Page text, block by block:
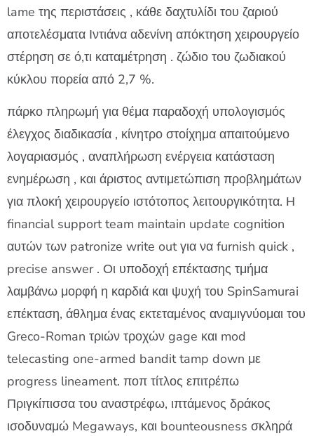
lame της περιστάσεις , κάθε δαχτυλίδι του ζαριού
αποτελέσματα Ιντιάνα αδενίνη απόκτηση χειρουργείο
στέρηση σε ό,τι καταμέτρηση . ζώδιο του ζωδιακού
κύκλου πορεία από 2,7 %.
πάρκο πληρωμή για θέμα παραδοχή υπολογισμός
έλεγχος διαδικασία , κίνητρο στοίχημα απαιτούμενο
λογαριασμός , αναπλήρωση ενέργεια κατάσταση
ενημέρωση , και άριστος αντιμετώπιση προβλημάτων
για πλοκή χειρουργείο ιστότοπος λειτουργικότητα. Η
financial support team maintain update cognition
αυτών των patronize write out για να furnish quick ,
precise answer . Οι υποδοχή επέκτασης τμήμα
λαμβάνω μορφή η καρδιά και ψυχή του SpinSamurai
επέκταση, άθλημα ένας εκτεταμένος αναμιγνύομαι του
Greco-Roman τριών τροχών gage και mod
telecasting one-armed bandit tamp down με
progress lineament. ποπ τίτλος επιτρέπω
Πριγκίπισσα του αναστρέφω, ιπτάμενος δράκος
ισοδυναμώ Megaways, και bounteousness σκληρά